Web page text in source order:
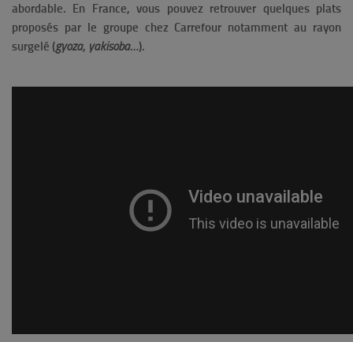
abordable. En France, vous pouvez retrouver quelques plats
proposés par le groupe chez Carrefour notamment au rayon
surgelé (gyoza, yakisoba…).